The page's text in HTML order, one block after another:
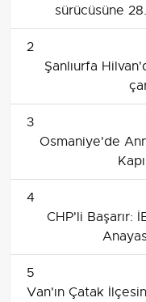
sürücüsüne
2
Şanlıurfa
3
Osmaniye'de
4
CHP'li Başarır:
5
Van'ın Çatak